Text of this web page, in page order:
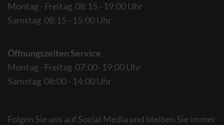
Montag - Freitag 08:15 - 19:00 Uhr
Samstag 08:15 - 15:00 Uhr
Öffnungszeiten Service
Montag - Freitag 07:00- 19:00 Uhr
Samstag 08:00 - 14:00 Uhr
Folgen Sie uns auf Social Media und bleiben Sie immer